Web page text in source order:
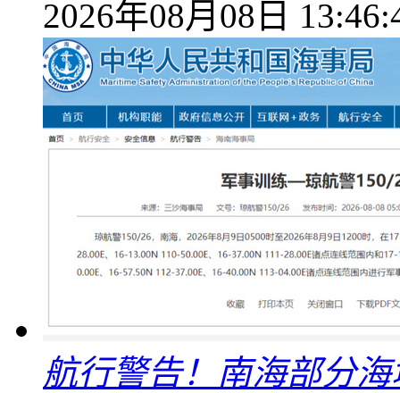
2026年08月08日
航行警告！南海部分